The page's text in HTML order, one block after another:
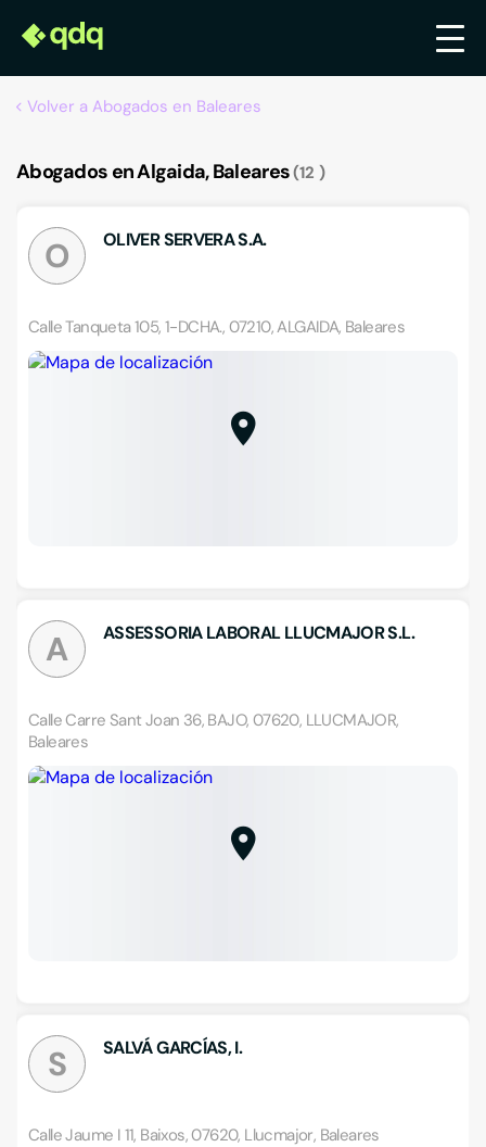
Volver a Abogados en Baleares
Abogados en Algaida, Baleares 12
O OLIVER SERVERA S.A.
Calle Tanqueta 105, 1-DCHA., 07210, ALGAIDA, Baleares
A ASSESSORIA LABORAL LLUCMAJOR S.L.
Calle Carre Sant Joan 36, BAJO, 07620, LLUCMAJOR,
Baleares
S SALVÁ GARCÍAS, I.
Calle Jaume I 11, Baixos, 07620, Llucmajor, Baleares